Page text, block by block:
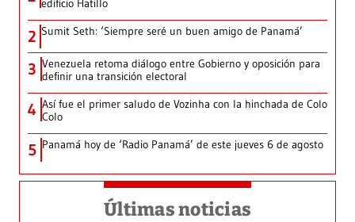
edificio Hatillo
2 Sumit Seth: ‘Siempre seré un buen amigo de Panamá’
3 Venezuela retoma diálogo entre Gobierno y oposición para
definir una transición electoral
4 Así fue el primer saludo de Vozinha con la hinchada de Colo
Colo
5 Panamá hoy de ‘Radio Panamá’ de este jueves 6 de agosto
Últimas noticias